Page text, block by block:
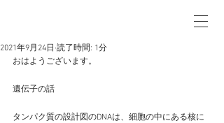
2021年9月24日 読了時間: 1分
おはようございます。
遺伝子の話
タンパク質の設計図のDNAは、細胞の中にある核に